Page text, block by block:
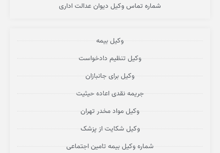
شماره تماس وکیل دیوان عدالت اداری
وکیل بیمه
وکیل تنظیم دادخواست
وکیل برای جانبازان
جریمه نقدی اعاده حیثیت
وکیل مواد مخدر تهران
وکیل شکایت از پزشک
شماره وکیل بیمه تامین اجتماعی